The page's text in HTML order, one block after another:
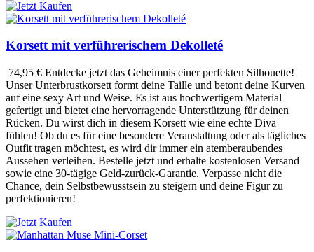
Korsett mit verführerischem Dekolleté
74,95 € Entdecke jetzt das Geheimnis einer perfekten Silhouette!
Unser Unterbrustkorsett formt deine Taille und betont deine Kurven
auf eine sexy Art und Weise. Es ist aus hochwertigem Material
gefertigt und bietet eine hervorragende Unterstützung für deinen
Rücken. Du wirst dich in diesem Korsett wie eine echte Diva
fühlen! Ob du es für eine besondere Veranstaltung oder als tägliches
Outfit tragen möchtest, es wird dir immer ein atemberaubendes
Aussehen verleihen. Bestelle jetzt und erhalte kostenlosen Versand
sowie eine 30-tägige Geld-zurück-Garantie. Verpasse nicht die
Chance, dein Selbstbewusstsein zu steigern und deine Figur zu
perfektionieren!